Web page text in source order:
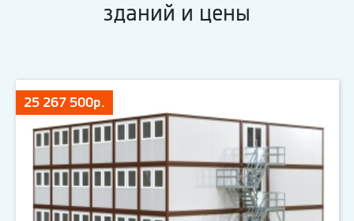
зданий и цены
25 267 500р.